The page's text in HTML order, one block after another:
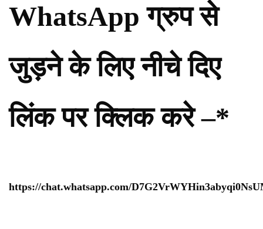
WhatsApp ग्रुप से
जुड़ने के लिए नीचे दिए
लिंक पर क्लिक करे –*
https://chat.whatsapp.com/